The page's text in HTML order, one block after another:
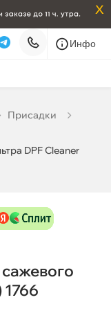
x
Инфо
Присадки
DPF Cleaner
1766
DPF Cleaner
(при заказе от 2000₽)
Список